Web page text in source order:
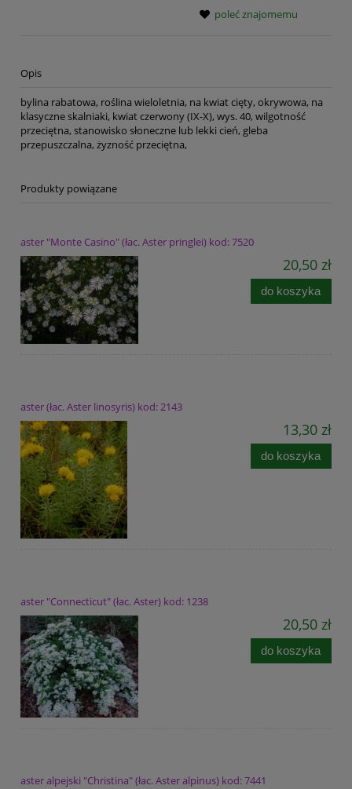
poleć znajomemu
Opis
bylina rabatowa, roślina wieloletnia, na kwiat cięty, okrywowa, na
klasyczne skalniaki, kwiat czerwony (IX-X), wys. 40, wilgotność
przeciętna, stanowisko słoneczne lub lekki cień, gleba
przepuszczalna, żyzność przeciętna,
Produkty powiązane
aster "Monte Casino" (łac. Aster pringlei) kod: 7520
20,50 zł
do koszyka
aster (łac. Aster linosyris) kod: 2143
13,30 zł
do koszyka
aster "Connecticut" (łac. Aster) kod: 1238
20,50 zł
do koszyka
aster alpejski "Christina" (łac. Aster alpinus) kod: 7441